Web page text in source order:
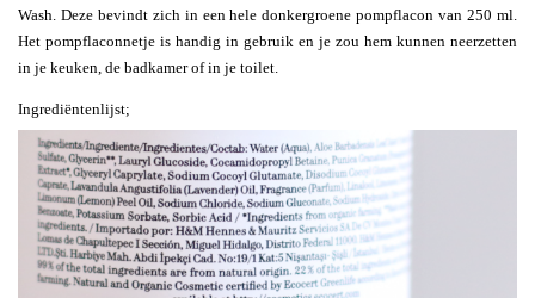
Wash. Deze bevindt zich in een hele donkergroene pompflacon van 250 ml.
Het pompflaconnetje is handig in gebruik en je zou hem kunnen neerzetten
in je keuken, de badkamer of in je toilet.
Ingrediëntenlijst;